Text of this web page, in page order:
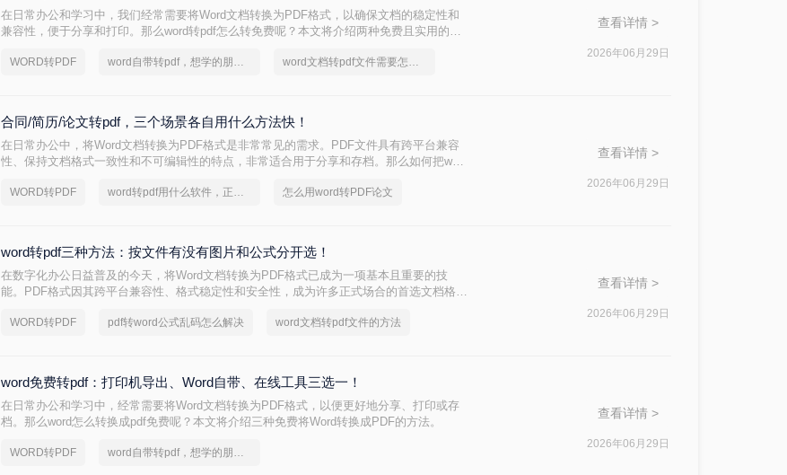
在日常办公和学习中，我们经常需要将Word文档转换为PDF格式，以确保文档的稳定性和
兼容性，便于分享和打印。那么word转pdf怎么转免费呢？本文将介绍两种免费且实用的
WORD转PDF word自带转pdf，想学的朋友看过来 word文档转pdf文件需要怎么做？
查看详情 >
2026年06月29日
合同/简历/论文转pdf，三个场景各自用什么方法快！
在日常办公中，将Word文档转换为PDF格式是非常常见的需求。PDF文件具有跨平台兼容
性、保持文档格式一致性和不可编辑性的特点，非常适合用于分享和存档。那么如何把word
WORD转PDF word转pdf用什么软件，正确打开方法 怎么用word转PDF论文
查看详情 >
2026年06月29日
word转pdf三种方法：按文件有没有图片和公式分开选！
在数字化办公日益普及的今天，将Word文档转换为PDF格式已成为一项基本且重要的技
能。PDF格式因其跨平台兼容性、格式稳定性和安全性，成为许多正式场合的首选文档格
WORD转PDF pdf转word公式乱码怎么解决 word文档转pdf文件的方法
查看详情 >
2026年06月29日
word免费转pdf：打印机导出、Word自带、在线工具三选一！
在日常办公和学习中，经常需要将Word文档转换为PDF格式，以便更好地分享、打印或存
档。那么word怎么转换成pdf免费呢？本文将介绍三种免费将Word转换成PDF的方法。
WORD转PDF word自带转pdf，想学的朋友看过来
查看详情 >
2026年06月29日